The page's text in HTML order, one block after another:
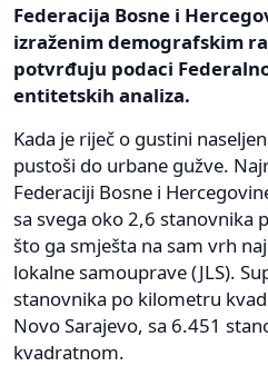
Federacija Bosne i
izraženim demografskim
potvrđuju podaci
entitetskih analiza.
Kada je riječ o gustini
pustoši do urbane gužve.
Federaciji Bosne i
sa svega oko 2,6
što ga smješta na sam vrh
lokalne samouprave (JLS).
stanovnika po kilometru
Novo Sarajevo, sa 6.451
kvadratnom.